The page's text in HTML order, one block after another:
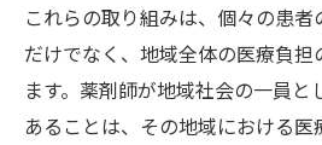
これらの取り組みは、個々の患
だけでなく、地域全体の医療負
ます。薬剤師が地域社会の一員
あることは、その地域における